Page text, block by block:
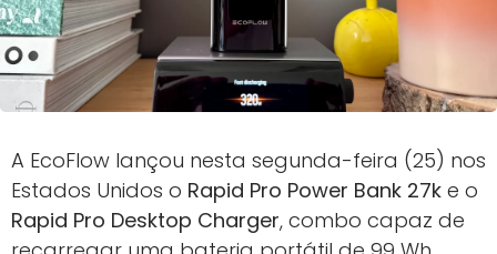
A EcoFlow lançou nesta segunda-feira (25) nos
Estados Unidos o Rapid Pro Power Bank 27k e o
Rapid Pro Desktop Charger, combo capaz de